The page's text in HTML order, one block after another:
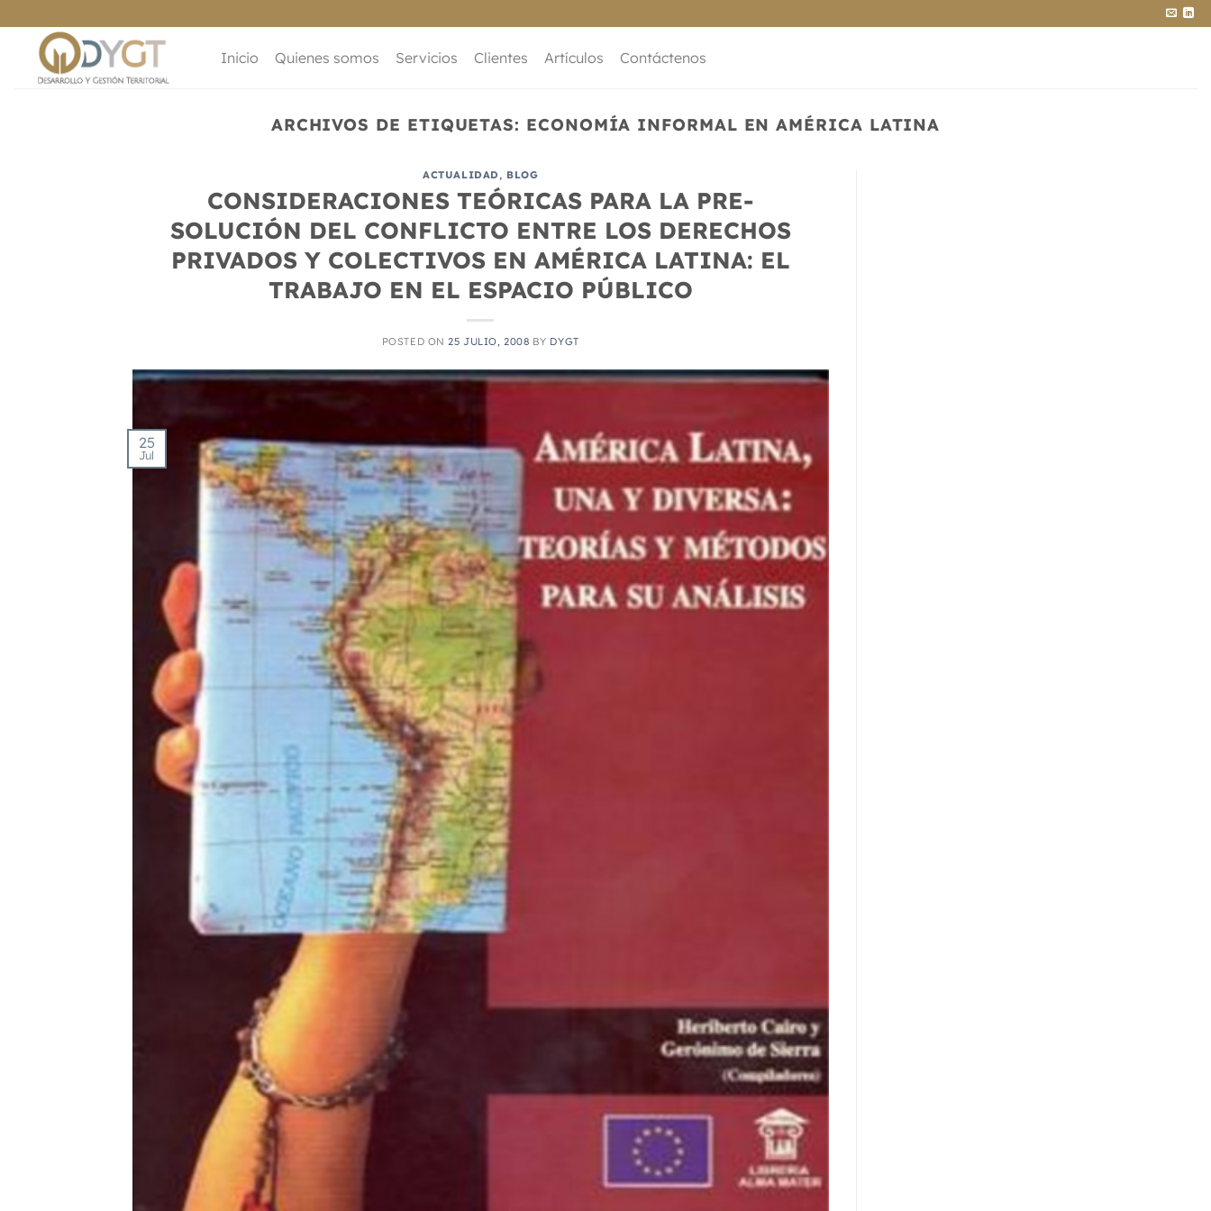
al
contenido
Inicio Quienes somos Servicios Clientes Artículos Contáctenos
ARCHIVOS DE ETIQUETAS: ECONOMÍA INFORMAL EN AMÉRICA LATINA
ACTUALIDAD, BLOG
CONSIDERACIONES TEÓRICAS PARA LA PRE-
SOLUCIÓN DEL CONFLICTO ENTRE LOS DERECHOS
PRIVADOS Y COLECTIVOS EN AMÉRICA LATINA: EL
TRABAJO EN EL ESPACIO PÚBLICO
POSTED ON25 JULIO, 2008 BY DYGT
25
Jul